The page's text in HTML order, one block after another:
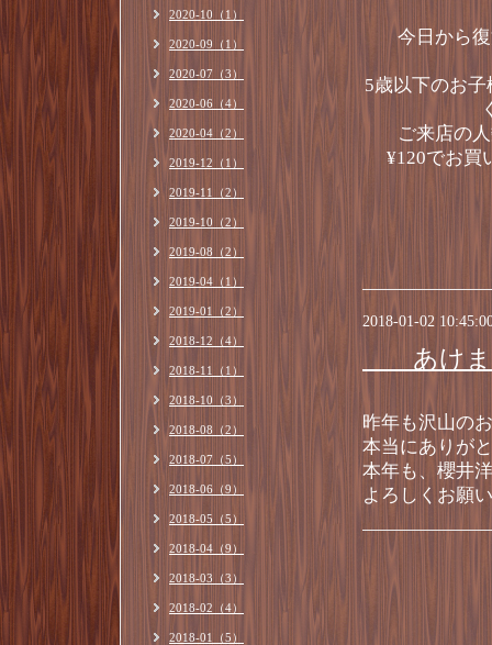
今日から
5歳以下のお
ご来店の
¥120でお買
2018-01-02
あけまし
昨年も沢山の
本当にありが
本年も、櫻井
よろしくお願
2020-10（1）
2020-09（1）
2020-07（3）
2020-06（4）
2020-04（2）
2019-12（1）
2019-11（2）
2019-10（2）
2019-08（2）
2019-04（1）
2019-01（2）
2018-12（4）
2018-11（1）
2018-10（3）
2018-08（2）
2018-07（5）
2018-06（9）
2018-05（5）
2018-04（9）
2018-03（3）
2018-02（4）
2018-01（5）